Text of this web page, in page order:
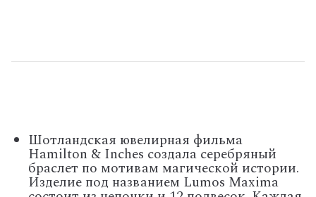
Шотландская ювелирная фильма
Hamilton & Inches создала серебряный
браслет по мотивам магической истории.
Изделие под названием Lumos Maxima